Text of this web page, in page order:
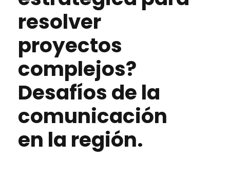
resolver
proyectos
complejos?
Desafíos de la
comunicación
en la región.